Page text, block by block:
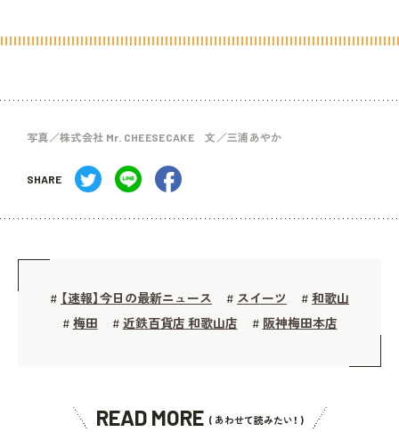
写真／株式会社 Mr. CHEESECAKE 文／三浦あやか
SHARE
# 【速報】今日の最新ニュース # スイーツ # 和歌山
# 梅田 # 近鉄百貨店 和歌山店 # 阪神梅田本店
READ MORE ( あわせて読みたい！ )